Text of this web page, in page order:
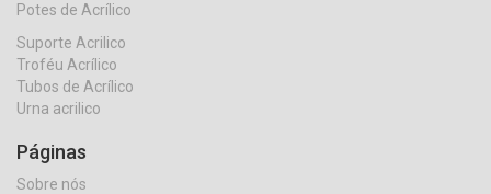
Potes de Acrílico
Suporte Acrilico
Troféu Acrílico
Tubos de Acrílico
Urna acrilico
Páginas
Sobre nós